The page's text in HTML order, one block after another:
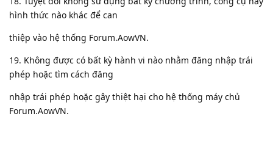
hình thức nào khác để can
thiệp vào hệ thống Forum.AowVN.
19. Không được có bất kỳ hành vi nào nhằm đăng nhập trái
phép hoặc tìm cách đăng
nhập trái phép hoặc gây thiệt hại cho hệ thống máy chủ
Forum.AowVN.